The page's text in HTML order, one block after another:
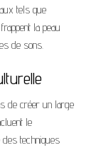
tels que
la peau
de sons.
de créer un large
le
techniques